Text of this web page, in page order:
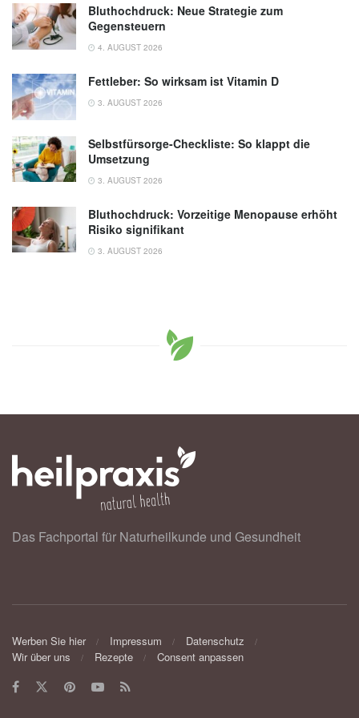
Bluthochdruck: Neue Strategie zum
Gegensteuern
4. AUGUST 2026
Fettleber: So wirksam ist Vitamin D
3. AUGUST 2026
Selbstfürsorge-Checkliste: So klappt die
Umsetzung
3. AUGUST 2026
Bluthochdruck: Vorzeitige Menopause erhöht
Risiko signifikant
3. AUGUST 2026
Das Fachportal für Naturheilkunde und Gesundheit
Werben Sie hier Impressum
Datenschutz
Wir über uns
Rezepte Consent anpassen